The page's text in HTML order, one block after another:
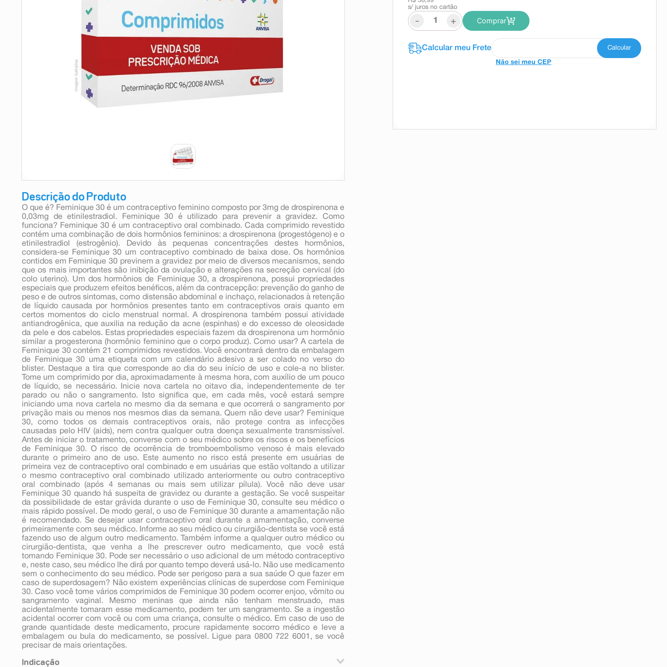
Descrição do Produto
O que é? Feminique 30 é um contraceptivo feminino composto por 3mg de drospirenona e
0,03mg de etinilestradiol. Feminique 30 é utilizado para prevenir a gravidez. Como
funciona? Feminique 30 é um contraceptivo oral combinado. Cada comprimido revestido
contém uma combinação de dois hormônios femininos: a drospirenona (progestógeno) e o
etinilestradiol (estrogênio). Devido às pequenas concentrações destes hormônios,
considera-se Feminique 30 um contraceptivo combinado de baixa dose. Os hormônios
contidos em Feminique 30 previnem a gravidez por meio de diversos mecanismos, sendo
que os mais importantes são inibição da ovulação e alterações na secreção cervical (do
colo uterino). Um dos hormônios de Feminique 30, a drospirenona, possui propriedades
especiais que produzem efeitos benéficos, além da contracepção: prevenção do ganho de
peso e de outros sintomas, como distensão abdominal e inchaço, relacionados à retenção
de líquido causada por hormônios presentes tanto em contraceptivos orais quanto em
certos momentos do ciclo menstrual normal. A drospirenona também possui atividade
antiandrogênica, que auxilia na redução da acne (espinhas) e do excesso de oleosidade
da pele e dos cabelos. Estas propriedades especiais fazem da drospirenona um hormônio
similar a progesterona (hormônio feminino que o corpo produz). Como usar? A cartela de
Feminique 30 contém 21 comprimidos revestidos. Você encontrará dentro da embalagem
de Feminique 30 uma etiqueta com um calendário adesivo a ser colado no verso do
blister. Destaque a tira que corresponde ao dia do seu início de uso e cole-a no blister.
Tome um comprimido por dia, aproximadamente à mesma hora, com auxílio de um pouco
de líquido, se necessário. Inicie nova cartela no oitavo dia, independentemente de ter
parado ou não o sangramento. Isto significa que, em cada mês, você estará sempre
iniciando uma nova cartela no mesmo dia da semana e que ocorrerá o sangramento por
privação mais ou menos nos mesmos dias da semana. Quem não deve usar? Feminique
30, como todos os demais contraceptivos orais, não protege contra as infecções
causadas pelo HIV (aids), nem contra qualquer outra doença sexualmente transmissível.
Antes de iniciar o tratamento, converse com o seu médico sobre os riscos e os benefícios
de Feminique 30. O risco de ocorrência de tromboembolismo venoso é mais elevado
durante o primeiro ano de uso. Este aumento no risco está presente em usuárias de
primeira vez de contraceptivo oral combinado e em usuárias que estão voltando a utilizar
o mesmo contraceptivo oral combinado utilizado anteriormente ou outro contraceptivo
oral combinado (após 4 semanas ou mais sem utilizar pílula). Você não deve usar
Feminique 30 quando há suspeita de gravidez ou durante a gestação. Se você suspeitar
da possibilidade de estar grávida durante o uso de Feminique 30, consulte seu médico o
mais rápido possível. De modo geral, o uso de Feminique 30 durante a amamentação não
é recomendado. Se desejar usar contraceptivo oral durante a amamentação, converse
primeiramente com seu médico. Informe ao seu médico ou cirurgião-dentista se você está
fazendo uso de algum outro medicamento. Também informe a qualquer outro médico ou
cirurgião-dentista, que venha a lhe prescrever outro medicamento, que você está
tomando Feminique 30. Pode ser necessário o uso adicional de um método contraceptivo
e, neste caso, seu médico lhe dirá por quanto tempo deverá usá-lo. Não use medicamento
sem o conhecimento do seu médico. Pode ser perigoso para a sua saúde O que fazer em
caso de superdosagem? Não existem experiências clínicas de superdose com Feminique
30. Caso você tome vários comprimidos de Feminique 30 podem ocorrer enjoo, vômito ou
sangramento vaginal. Mesmo meninas que ainda não tenham menstruado, mas
acidentalmente tomaram esse medicamento, podem ter um sangramento. Se a ingestão
acidental ocorrer com você ou com uma criança, consulte o médico. Em caso de uso de
grande quantidade deste medicamento, procure rapidamente socorro médico e leve a
embalagem ou bula do medicamento, se possível. Ligue para 0800 722 6001, se você
precisar de mais orientações.
Indicação
s/ juros no cartão
- + Comprar
Não sei meu CEP
teste gravidez
10ºesmalte